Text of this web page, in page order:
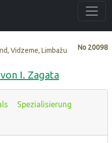
No 20098
Vidzeme, Limbažu
I. Zagata
Spezialisierung